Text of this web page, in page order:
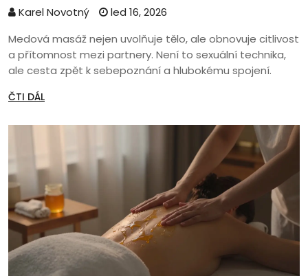
Karel Novotný
led 16, 2026
Medová masáž nejen uvolňuje tělo, ale obnovuje citlivost
a přítomnost mezi partnery. Není to sexuální technika,
ale cesta zpět k sebepoznání a hlubokému spojení.
ČTI DÁL